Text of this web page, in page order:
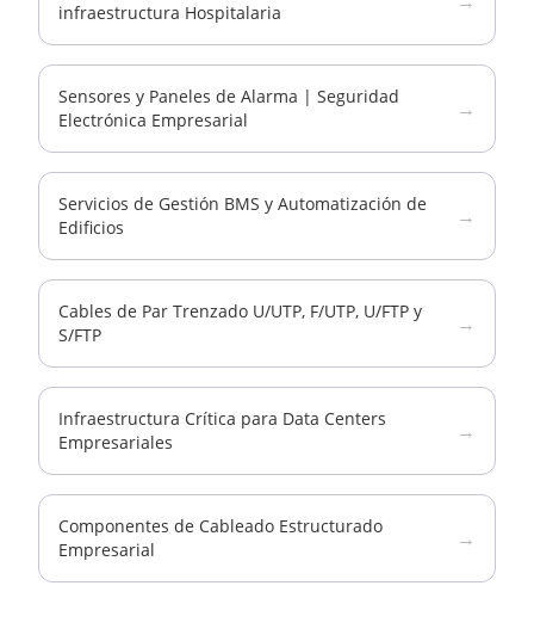
infraestructura Hospitalaria
Sensores y Paneles de Alarma | Seguridad
Electrónica Empresarial
→
Servicios de Gestión BMS y Automatización de
Edificios
→
Cables de Par Trenzado U/UTP, F/UTP, U/FTP y
S/FTP
→
Infraestructura Crítica para Data Centers
Empresariales
→
Componentes de Cableado Estructurado
Empresarial
→